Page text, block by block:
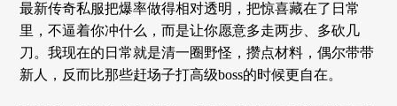
最新传奇私服把爆率做得相对透明，把惊喜藏在了日常
里，不逼着你冲什么，而是让你愿意多走两步、多砍几
刀。我现在的日常就是清一圈野怪，攒点材料，偶尔带带
新人，反而比那些赶场子打高级boss的时候更自在。